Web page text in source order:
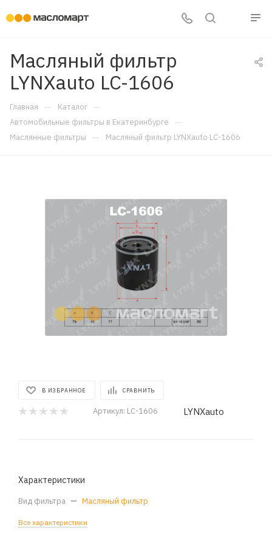
Масляный фильтр
LYNXauto LC-1606
Главная — Каталог —
Автомобильные фильтры в Екатеринбурге —
Маслянные фильтры — Масляный фильтр LYNXauto LC-1606
В ИЗБРАННОЕ СРАВНИТЬ
Артикул: LC-1606 LYNXauto
Характеристики
Вид фильтра — Масляный фильтр
Все характеристики